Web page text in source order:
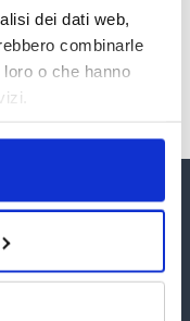
dei dati web,
combinarle
o che hanno